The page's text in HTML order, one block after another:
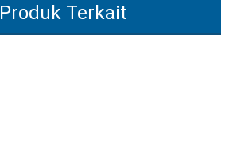
Produk Terkait